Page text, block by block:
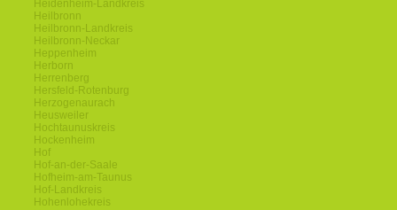
Heidenheim-Landkreis
Heilbronn
Heilbronn-Landkreis
Heilbronn-Neckar
Heppenheim
Herborn
Herrenberg
Hersfeld-Rotenburg
Herzogenaurach
Heusweiler
Hochtaunuskreis
Hockenheim
Hof
Hof-an-der-Saale
Hofheim-am-Taunus
Hof-Landkreis
Hohenlohekreis